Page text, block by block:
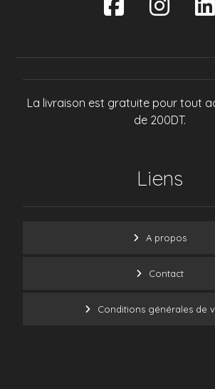
La livraison est gratuite pour tout
de 200DT.
Liens
A propos
Contact
Conditions générales de